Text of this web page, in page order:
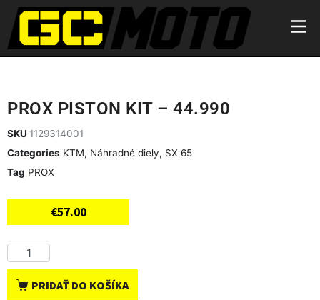
PROX PISTON KIT – 44.990
SKU 1129314001
Categories KTM, Náhradné diely, SX 65
Tag PROX
€57.00
PRIDAŤ DO KOŠÍKA